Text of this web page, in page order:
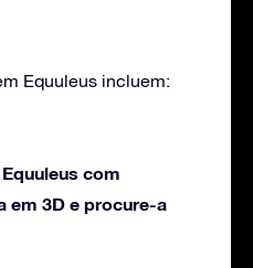
Equuleus incluem:
com
em 3D e procure-a